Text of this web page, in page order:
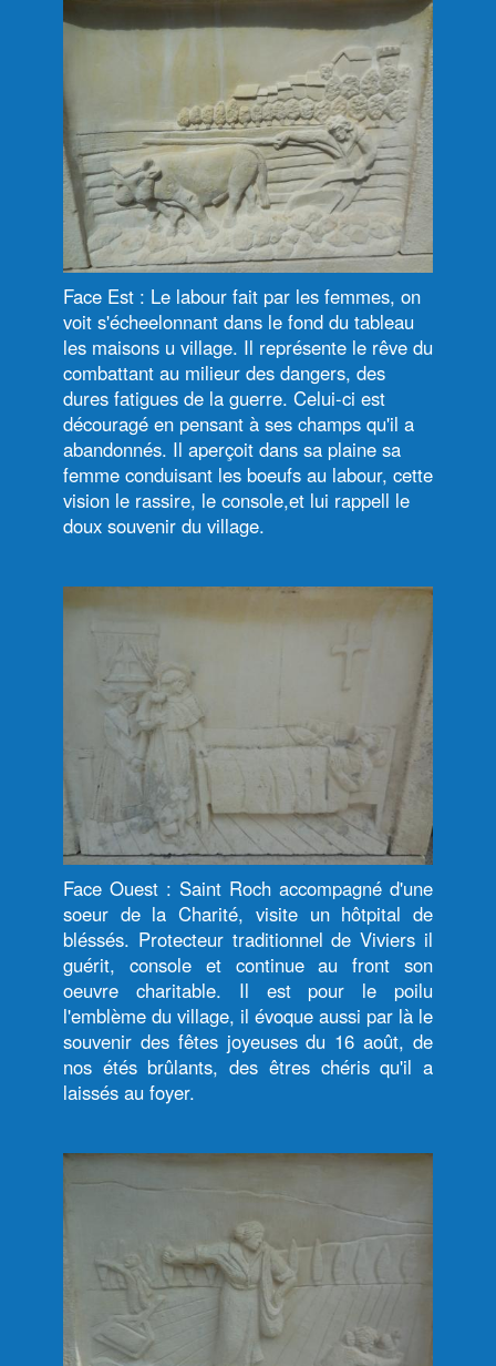
Face Est : Le labour fait par les femmes, on
voit s'écheelonnant dans le fond du tableau
les maisons u village. Il représente le rêve du
combattant au milieur des dangers, des
dures fatigues de la guerre. Celui-ci est
découragé en pensant à ses champs qu'il a
abandonnés. Il aperçoit dans sa plaine sa
femme conduisant les boeufs au labour, cette
vision le rassire, le console,et lui rappell le
doux souvenir du village.
Face Ouest : Saint Roch accompagné d'une
soeur de la Charité, visite un hôtpital de
bléssés. Protecteur traditionnel de Viviers il
guérit, console et continue au front son
oeuvre charitable. Il est pour le poilu
l'emblème du village, il évoque aussi par là le
souvenir des fêtes joyeuses du 16 août, de
nos étés brûlants, des êtres chéris qu'il a
laissés au foyer.